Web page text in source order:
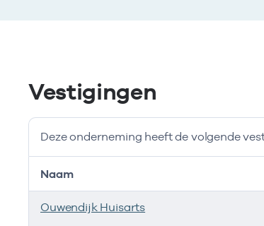
Vestigingen
Deze onderneming heeft de volgende
Naam
Ouwendijk Huisarts